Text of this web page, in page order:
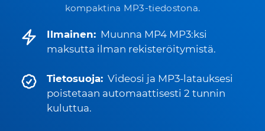
kompaktina MP3-tiedostona.
Ilmainen: Muunna MP4 MP3:ksi
maksutta ilman rekisteröitymistä.
Tietosuoja: Videosi ja MP3-latauksesi
poistetaan automaattisesti 2 tunnin
kuluttua.